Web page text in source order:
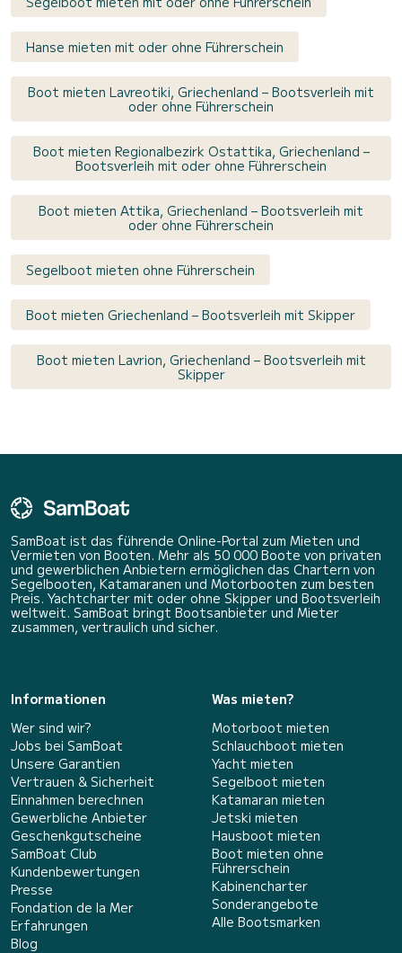
Hanse mieten mit oder ohne Führerschein
Boot mieten Lavreotiki, Griechenland – Bootsverleih mit
oder ohne Führerschein
Boot mieten Regionalbezirk Ostattika, Griechenland –
Bootsverleih mit oder ohne Führerschein
Boot mieten Attika, Griechenland – Bootsverleih mit
oder ohne Führerschein
Segelboot mieten ohne Führerschein
Boot mieten Griechenland – Bootsverleih mit Skipper
Boot mieten Lavrion, Griechenland – Bootsverleih mit
Skipper
SamBoat ist das führende Online-Portal zum Mieten und
Vermieten von Booten. Mehr als 50 000 Boote von privaten
und gewerblichen Anbietern ermöglichen das Chartern von
Segelbooten, Katamaranen und Motorbooten zum besten
Preis. Yachtcharter mit oder ohne Skipper und Bootsverleih
weltweit. SamBoat bringt Bootsanbieter und Mieter
zusammen, vertraulich und sicher.
Informationen
Wer sind wir?
Jobs bei SamBoat
Unsere Garantien
Vertrauen & Sicherheit
Einnahmen berechnen
Gewerbliche Anbieter
Geschenkgutscheine
SamBoat Club
Kundenbewertungen
Presse
Fondation de la Mer
Erfahrungen
Blog
Was mieten?
Motorboot mieten
Schlauchboot mieten
Yacht mieten
Segelboot mieten
Katamaran mieten
Jetski mieten
Hausboot mieten
Boot mieten ohne
Führerschein
Kabinencharter
Sonderangebote
Alle Bootsmarken